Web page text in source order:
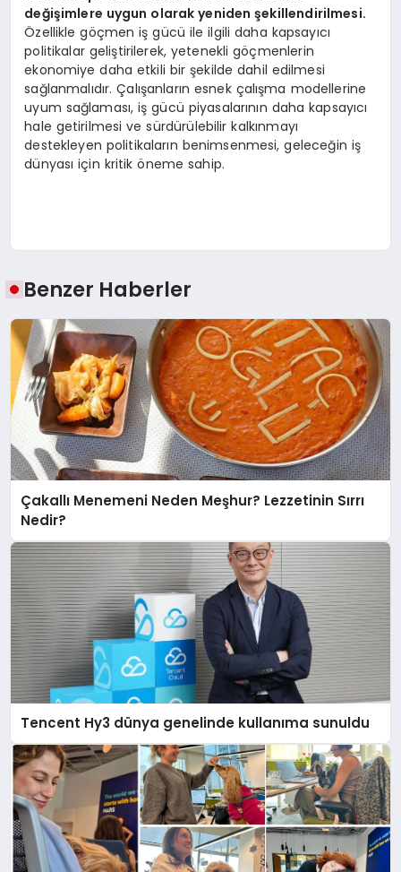
değişimlere uygun olarak yeniden şekillendirilmesi.
Özellikle göçmen iş gücü ile ilgili daha kapsayıcı
politikalar geliştirilerek, yetenekli göçmenlerin
ekonomiye daha etkili bir şekilde dahil edilmesi
sağlanmalıdır. Çalışanların esnek çalışma modellerine
uyum sağlaması, iş gücü piyasalarının daha kapsayıcı
hale getirilmesi ve sürdürülebilir kalkınmayı
destekleyen politikaların benimsenmesi, geleceğin iş
dünyası için kritik öneme sahip.
Benzer Haberler
Çakallı Menemeni Neden Meşhur? Lezzetinin Sırrı
Nedir?
Tencent Hy3 dünya genelinde kullanıma sunuldu